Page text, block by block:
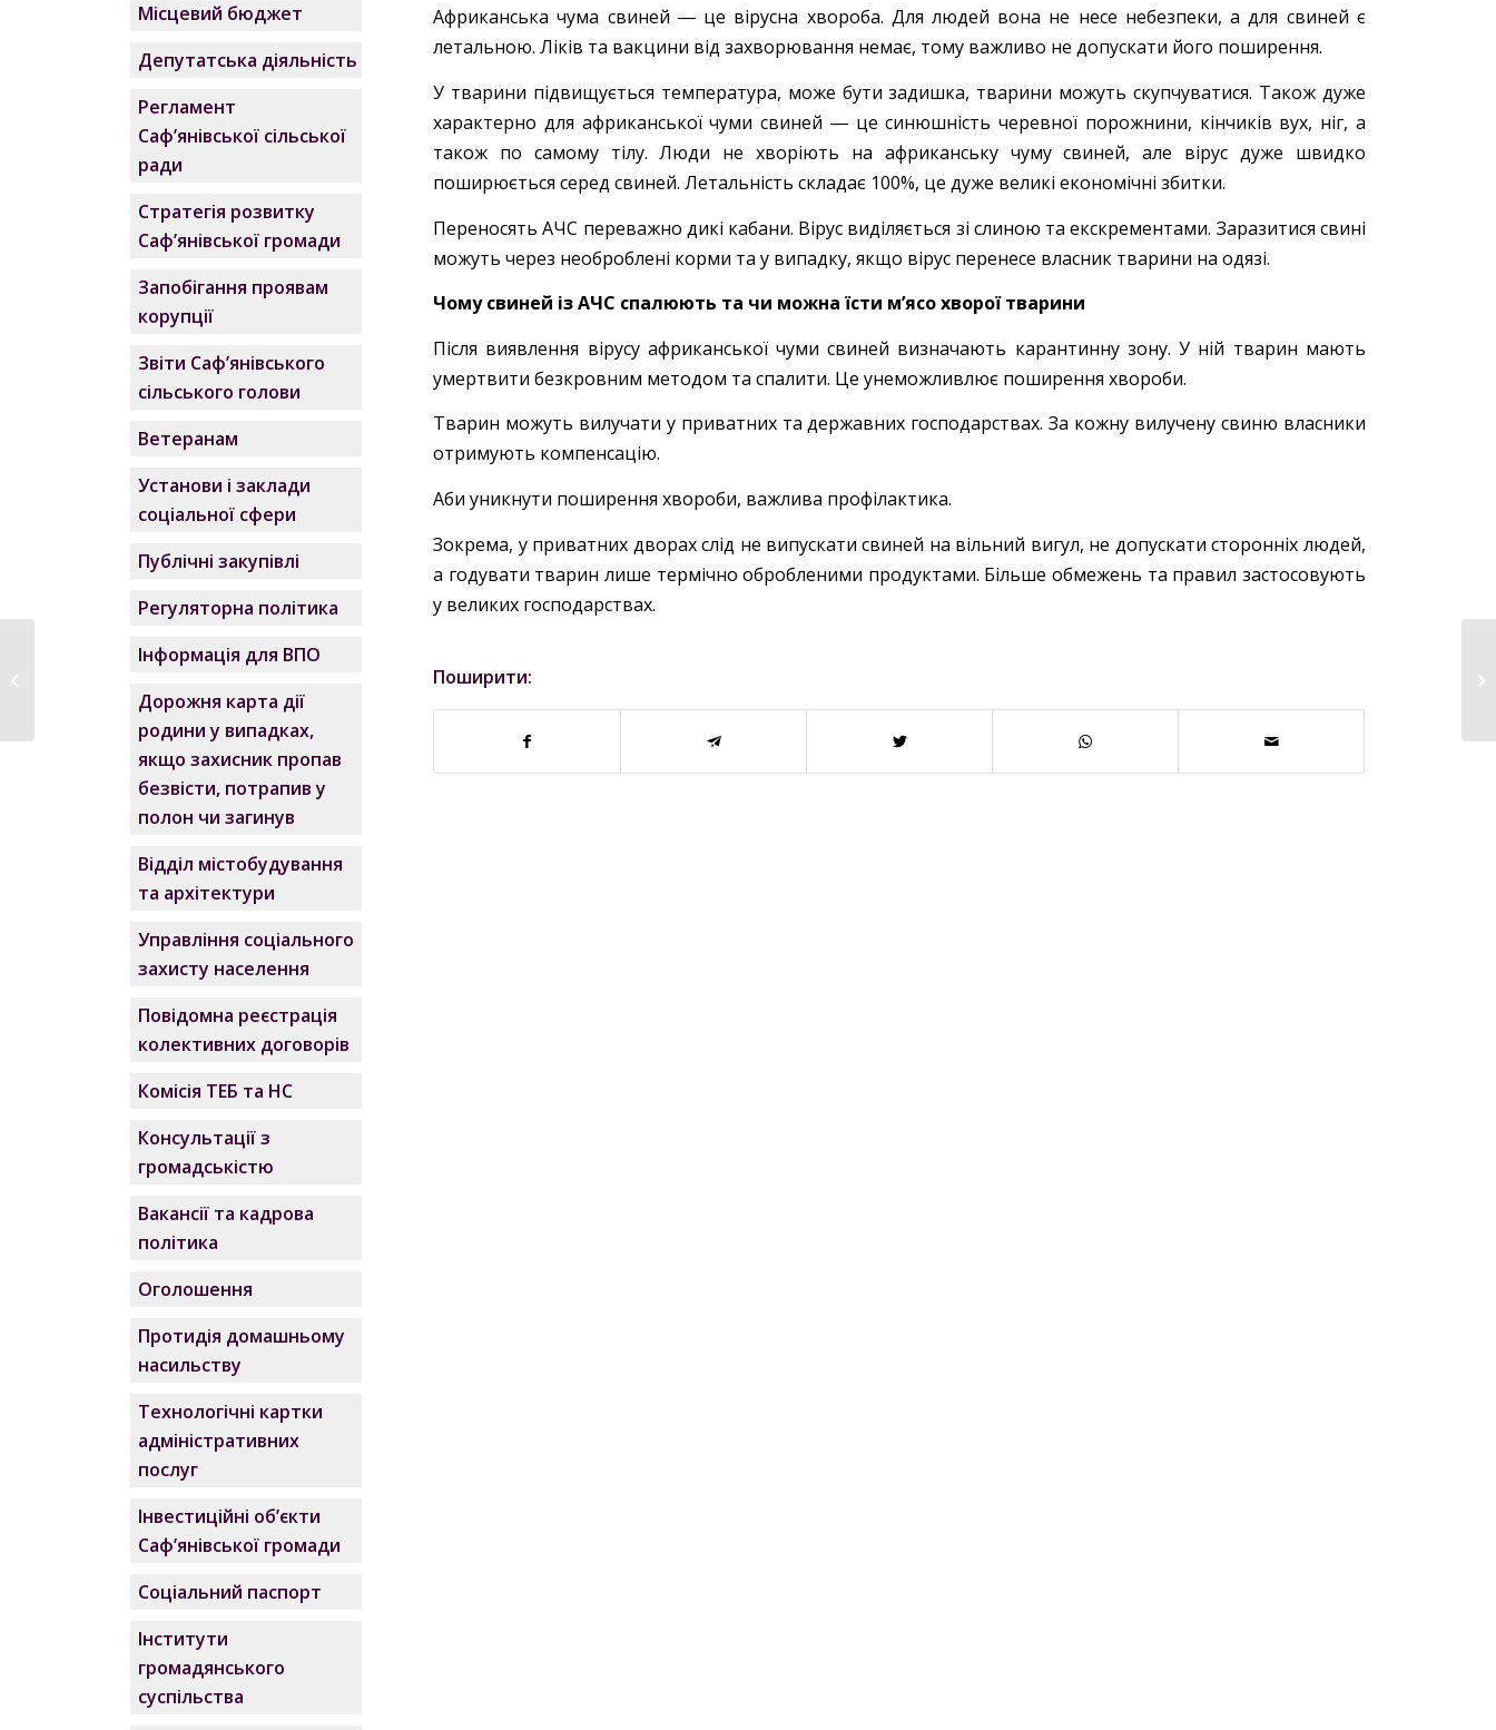
Африканська чума свиней ― це вірусна хвороба. Для людей вона не несе небезпеки, а для свиней є
летальною. Ліків та вакцини від захворювання немає, тому важливо не допускати його поширення.
У тварини підвищується температура, може бути задишка, тварини можуть скупчуватися. Також дуже
характерно для африканської чуми свиней ― це синюшність черевної порожнини, кінчиків вух, ніг, а
також по самому тілу. Люди не хворіють на африканську чуму свиней, але вірус дуже швидко
поширюється серед свиней. Летальність складає 100%, це дуже великі економічні збитки.
Переносять АЧС переважно дикі кабани. Вірус виділяється зі слиною та екскрементами. Заразитися свині
можуть через необроблені корми та у випадку, якщо вірус перенесе власник тварини на одязі.
Чому свиней із АЧС спалюють та чи можна їсти м’ясо хворої тварини
Після виявлення вірусу африканської чуми свиней визначають карантинну зону. У ній тварин мають
умертвити безкровним методом та спалити. Це унеможливлює поширення хвороби.
Тварин можуть вилучати у приватних та державних господарствах. За кожну вилучену свиню власники
отримують компенсацію.
Аби уникнути поширення хвороби, важлива профілактика.
Зокрема, у приватних дворах слід не випускати свиней на вільний вигул, не допускати сторонніх людей,
а годувати тварин лише термічно обробленими продуктами. Більше обмежень та правил застосовують
у великих господарствах.
Поширити:
Місцевий бюджет
Депутатська діяльність
Регламент
Саф’янівської сільської
ради
Стратегія розвитку
Саф’янівської громади
Запобігання проявам
корупції
Звіти Саф’янівського
сільського голови
Ветеранам
Установи і заклади
соціальної сфери
Публічні закупівлі
Регуляторна політика
Інформація для ВПО
Дорожня карта дії
родини у випадках,
якщо захисник пропав
безвісти, потрапив у
полон чи загинув
Відділ містобудування
та архітектури
Управління соціального
захисту населення
Повідомна реєстрація
колективних договорів
Комісія ТЕБ та НС
Консультації з
громадськістю
Вакансії та кадрова
політика
Оголошення
Протидія домашньому
насильству
Технологічні картки
адміністративних
послуг
Інвестиційні об’єкти
Саф’янівської громади
Соціальний паспорт
Інститути
громадянського
суспільства
громади взяли...